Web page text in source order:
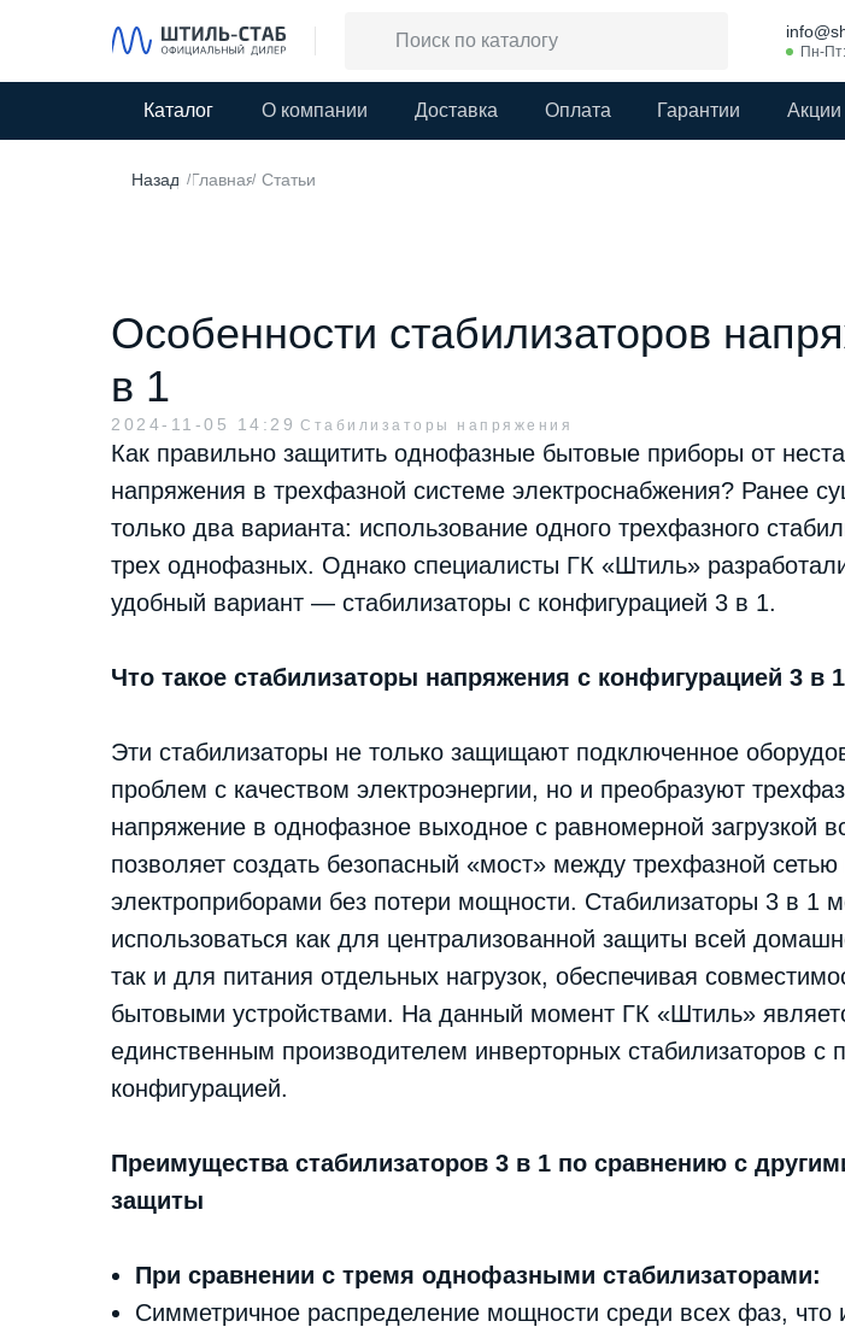
Пн-
Каталог О компании Доставка Оплата Гарантии Акции
/Главная/ Статьи
Назад
Особенности стабилизаторов
в 1
2024-11-05 14:29 Стабилизаторы напряжения
Как правильно защитить однофазные бытовые приборы от
напряжения в трехфазной системе электроснабжения? Ранее
только два варианта: использование одного трехфазного
трех однофазных. Однако специалисты ГК «Штиль»
удобный вариант — стабилизаторы с конфигурацией 3 в 1.
Что такое стабилизаторы напряжения с конфигурацией 3 в
Эти стабилизаторы не только защищают подключенное
проблем с качеством электроэнергии, но и преобразуют
напряжение в однофазное выходное с равномерной загрузкой
позволяет создать безопасный «мост» между трехфазной
электроприборами без потери мощности. Стабилизаторы 3 в 1
использоваться как для централизованной защиты всей
так и для питания отдельных нагрузок, обеспечивая
бытовыми устройствами. На данный момент ГК «Штиль»
единственным производителем инверторных стабилизаторов с
конфигурацией.
Преимущества стабилизаторов 3 в 1 по сравнению с
защиты
При сравнении с тремя однофазными стабилизаторами:
Симметричное распределение мощности среди всех фаз, что